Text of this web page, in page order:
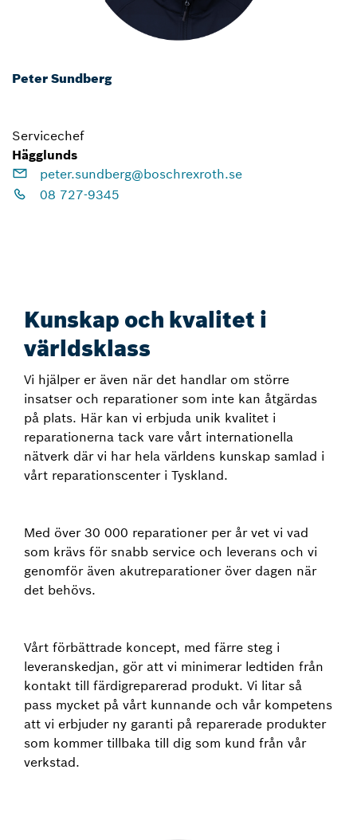
Peter Sundberg
Servicechef
Hägglunds
peter.sundberg@boschrexroth.se
08 727-9345
Kunskap och kvalitet i
världsklass
Vi hjälper er även när det handlar om större
insatser och reparationer som inte kan åtgärdas
på plats. Här kan vi erbjuda unik kvalitet i
reparationerna tack vare vårt internationella
nätverk där vi har hela världens kunskap samlad i
vårt reparationscenter i Tyskland.
Med över 30 000 reparationer per år vet vi vad
som krävs för snabb service och leverans och vi
genomför även akutreparationer över dagen när
det behövs.
Vårt förbättrade koncept, med färre steg i
leveranskedjan, gör att vi minimerar ledtiden från
kontakt till färdigreparerad produkt. Vi litar så
pass mycket på vårt kunnande och vår kompetens
att vi erbjuder ny garanti på reparerade produkter
som kommer tillbaka till dig som kund från vår
verkstad.